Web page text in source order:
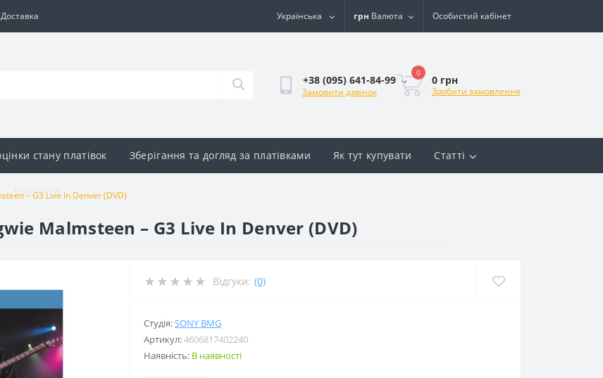
Українська грн Валюта Особистий кабінет
+38 (095) 641-84-99
Замовити дзвінок
0
0 грн
Зробити замовлення
стану платівок Зберігання та догляд за платівками Як тут купувати Статті
Контакти
– G3 Live In Denver (DVD)
Malmsteen – G3 Live In Denver (DVD)
Відгуки: (0)
Студія:SONY BMG
Артикул:4606817402240
Наявність: В наявності